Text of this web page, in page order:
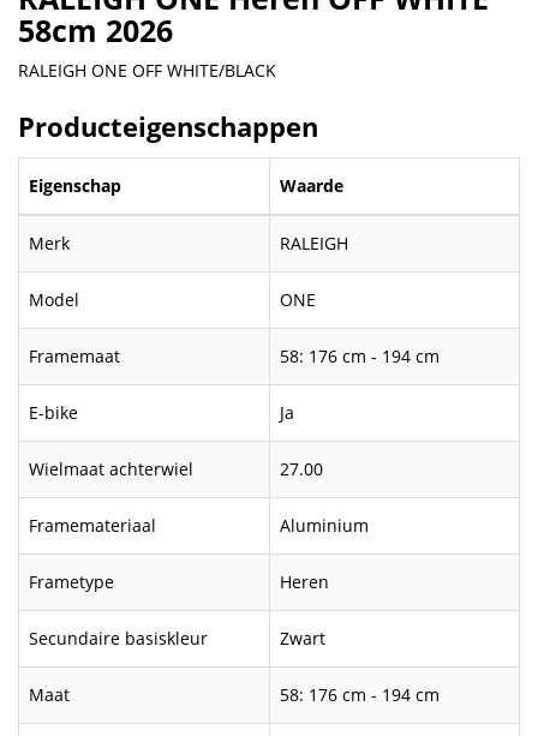
58cm 2026
RALEIGH ONE OFF WHITE/BLACK
Producteigenschappen
Eigenschap Waarde
Merk RALEIGH
Model ONE
Framemaat 58: 176 cm - 194 cm
E-bike Ja
Wielmaat achterwiel 27.00
Framemateriaal Aluminium
Frametype Heren
Secundaire basiskleur Zwart
Maat 58: 176 cm - 194 cm